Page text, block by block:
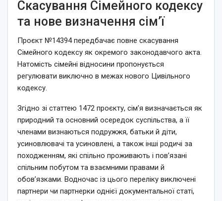
Скасування Сімейного кодексу
та нове визначення сім’ї
Проєкт №14394 передбачає повне скасування
Сімейного кодексу як окремого законодавчого акта.
Натомість сімейні відносини пропонується
регулювати виключно в межах нового Цивільного
кодексу.
Згідно зі статтею 1472 проєкту, сім’я визначається як
природний та основний осередок суспільства, а її
членами визнаються подружжя, батьки й діти,
усиновлювачі та усиновлені, а також інші родичі за
походженням, які спільно проживають і пов’язані
спільним побутом та взаємними правами й
обов’язками. Водночас із цього переліку виключені
партнери чи партнерки однієї документальної статі,